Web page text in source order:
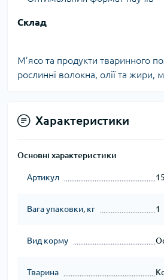
Склад
М’ясо та продукти тваринного
рослинні волокна, олії та жири,
Характеристики
Основні характеристики
Артикул
Вага упаковки, кг 1
Вид корму
Тварина